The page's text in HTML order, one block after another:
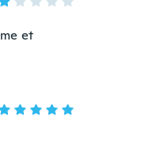
et